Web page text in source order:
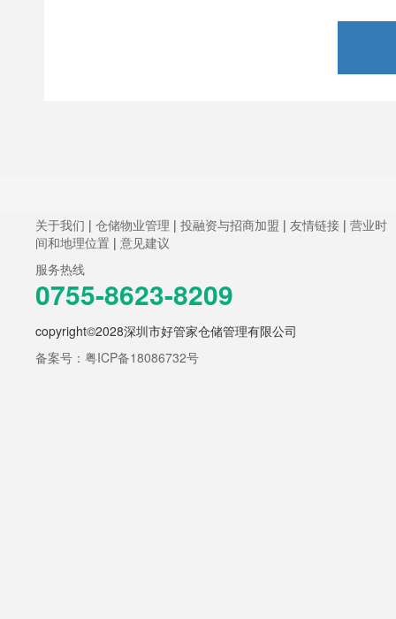
关于我们 | 仓储物业管理 | 投融资与招商加盟 | 友情链接 | 营业时
间和地理位置 | 意见建议
服务热线
0755-8623-8209
copyright©2028深圳市好管家仓储管理有限公司
备案号：粤ICP备18086732号